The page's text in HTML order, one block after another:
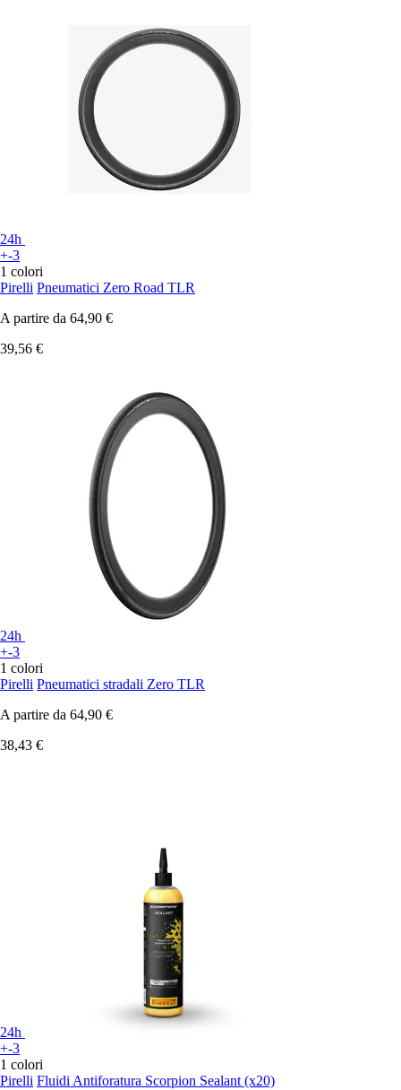
24h
+-3
1 colori
Pirelli Pneumatici Zero Road TLR
A partire da 64,90 €
39,56 €
24h
+-3
1 colori
Pirelli Pneumatici stradali Zero TLR
A partire da 64,90 €
38,43 €
24h
+-3
1 colori
Pirelli Fluidi Antiforatura Scorpion Sealant (x20)